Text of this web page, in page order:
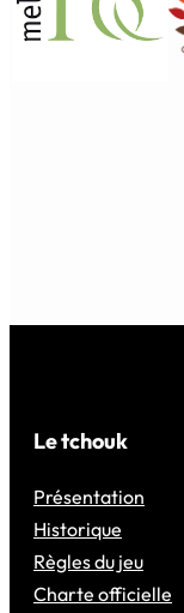
Le tchouk
Présentation
Historique
Règles du jeu
Charte officielle